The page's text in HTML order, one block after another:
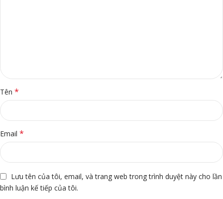
Tên *
Email *
Lưu tên của tôi, email, và trang web trong trình duyệt này cho lần
bình luận kế tiếp của tôi.